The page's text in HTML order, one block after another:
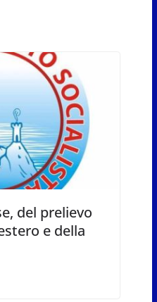
del prelievo
e della